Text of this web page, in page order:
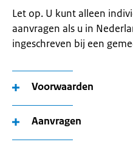
Let op. U kunt alleen
aanvragen als u in
ingeschreven bij een
Voorwaarden
Aanvragen